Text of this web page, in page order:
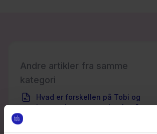
Andre artikler fra samme
kategori
Hvad er forskellen på Tobi og
investering gennem banken?
for en